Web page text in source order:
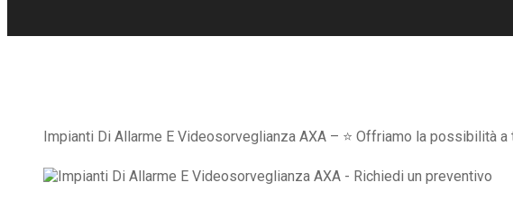
Impianti Di Allarme E Videosorveglianza AXA – ⭐ Offriamo la possibilità